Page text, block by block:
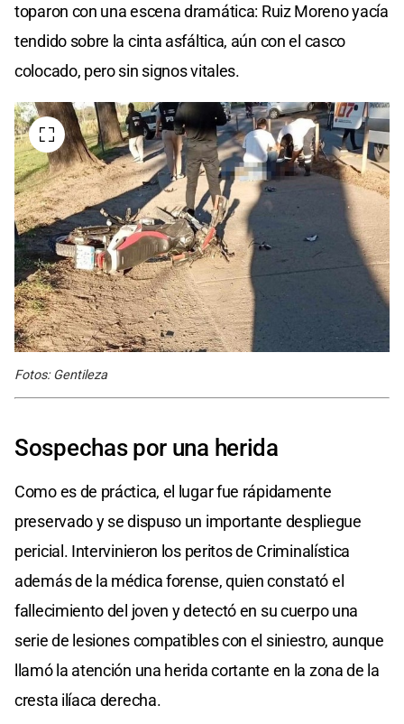
toparon con una escena dramática: Ruiz Moreno yacía
tendido sobre la cinta asfáltica, aún con el casco
colocado, pero sin signos vitales.
Fotos: Gentileza
Sospechas por una herida
Como es de práctica, el lugar fue rápidamente
preservado y se dispuso un importante despliegue
pericial. Intervinieron los peritos de Criminalística
además de la médica forense, quien constató el
fallecimiento del joven y detectó en su cuerpo una
serie de lesiones compatibles con el siniestro, aunque
llamó la atención una herida cortante en la zona de la
cresta ilíaca derecha.